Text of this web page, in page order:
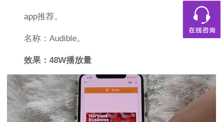
app推荐。
名称：Audible。
效果：48W播放量